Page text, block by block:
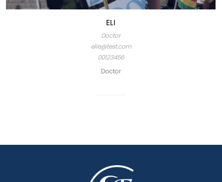
ELI
Doctor
elie@test.com
00123456
Doctor